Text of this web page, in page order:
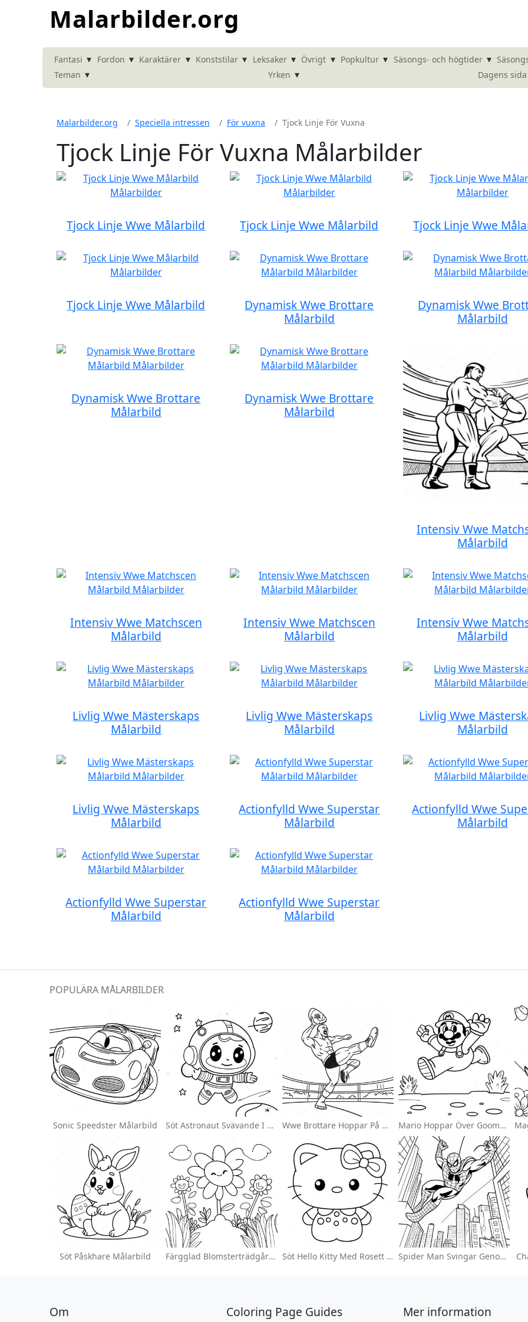
Malarbilder.org
Fantasi ▾ Fordon ▾ Karaktärer ▾ Konststilar ▾ Leksaker ▾ Övrigt ▾ Popkultur ▾ Säsongs- och högtider ▾
Teman ▾ Yrken ▾ Dagens sida
Malarbilder.org Speciella intressen För vuxna Tjock Linje För Vuxna
Tjock Linje För Vuxna Målarbilder
Tjock Linje Wwe Målarbild Tjock Linje Wwe Målarbild Tjock Linje Wwe
Tjock Linje Wwe Målarbild
Dynamisk Wwe Brottare
Målarbild
Dynamisk Wwe
Målarbild
Dynamisk Wwe Brottare
Målarbild
Dynamisk Wwe Brottare
Målarbild
Intensiv Wwe
Målarbild
Intensiv Wwe Matchscen
Målarbild
Intensiv Wwe Matchscen
Målarbild
Intensiv Wwe
Målarbild
Livlig Wwe Mästerskaps
Målarbild
Livlig Wwe Mästerskaps
Målarbild
Livlig Wwe
Målarbild
Livlig Wwe Mästerskaps
Målarbild
Actionfylld Wwe Superstar
Målarbild
Actionfylld Wwe
Målarbild
Actionfylld Wwe Superstar
Målarbild
Actionfylld Wwe Superstar
Målarbild
POPULÄRA MÅLARBILDER
Sonic Speedster Målarbild Söt Astronaut Svävande I Rymden Målarbild Wwe Brottare Hoppar På Motståndare Målarbild Mario Hoppar Över Goombas Målarbild
Söt Påskhare Målarbild Färgglad Blomsterträdgård Målarbild Söt Hello Kitty Med Rosett Målarbild Spider Man Svingar Genom Staden Målarbild
Om Coloring Page Guides Mer information